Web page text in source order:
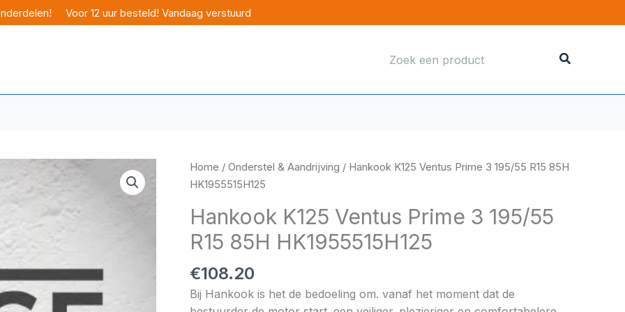
Voor 12 uur besteld! Vandaag verstuurd
naar:
Home / Onderstel & Aandrijving / Hankook K125 Ventus Prime 3 195/55 R15 85H
HK1955515H125
Hankook K125 Ventus Prime 3 195/55
R15 85H HK1955515H125
€108.20
Bij Hankook is het de bedoeling om. vanaf het moment dat de